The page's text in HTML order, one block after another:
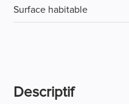
Descriptif
Surface habitable